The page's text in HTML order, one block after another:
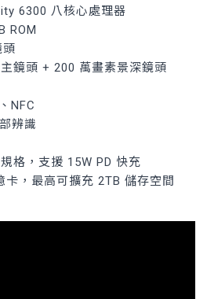
6300 八核心處理器
ROM
頭
鏡頭 + 200 萬畫素景深鏡頭
NFC
辨識
格，支援 15W PD 快充
卡，最高可擴充 2TB 儲存空間